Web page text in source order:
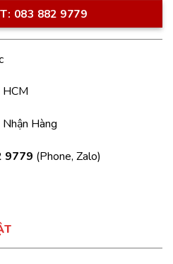
083 882 9779
HCM
Hàng
9779 (Phone, Zalo)